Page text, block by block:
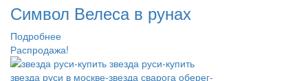
составляла
7
553 руб..
7
553 руб..
Символ Велеса в рунах
Подробнее
Распродажа!